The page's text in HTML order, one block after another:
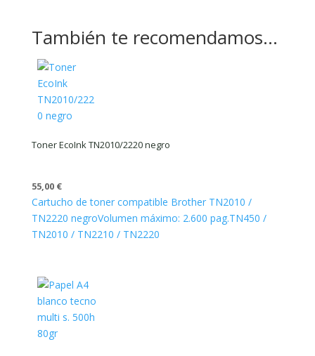
También te recomendamos…
Toner EcoInk TN2010/2220 negro
55,00 €
Cartucho de toner compatible Brother TN2010 /
TN2220 negroVolumen máximo: 2.600 pag.TN450 /
TN2010 / TN2210 / TN2220